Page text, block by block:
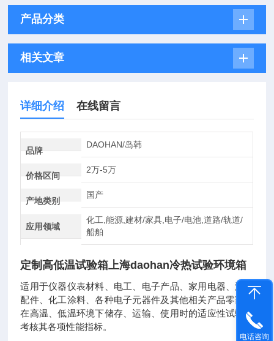
产品分类
相关文章
详细介绍 在线留言
品牌
DAOHAN/岛韩
价格区间
2万-5万
产地类别
国产
应用领域
化工,能源,建材/家具,电子/电池,道路/轨道/
船舶
定制高低温试验箱上海daohan冷热试验环境箱
适用于仪器仪表材料、电工、电子产品、家用电器、汽摩
配件、化工涂料、各种电子元器件及其他相关产品零部件
在高温、低温环境下储存、运输、使用时的适应性试验，
考核其各项性能指标。
电话咨询